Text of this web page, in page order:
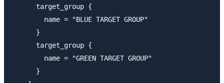
      target_group {
        name = "BLUE TARGET GROUP"
      }
      target_group {
        name = "GREEN TARGET GROUP"
      }